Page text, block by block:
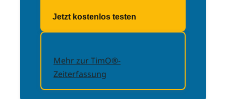
Jetzt kostenlos testen
Mehr zur TimO®-
Zeiterfassung